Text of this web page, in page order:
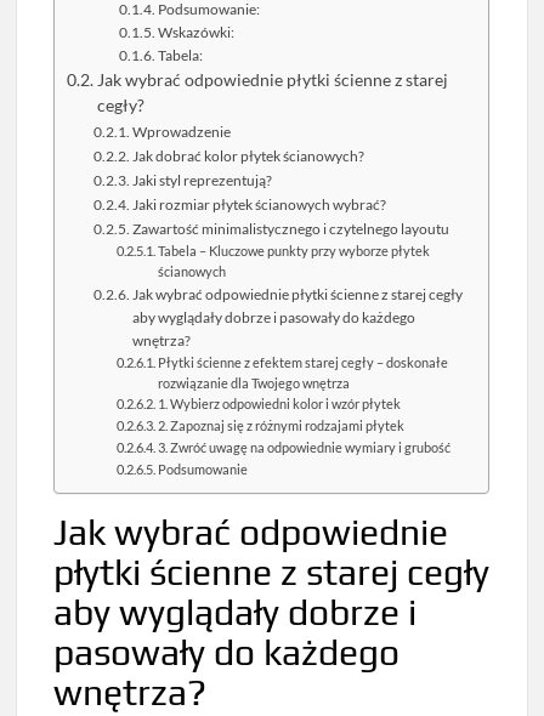
Podsumowanie:
Wskazówki:
Tabela:
Jak wybrać odpowiednie płytki ścienne z starej
cegły?
Wprowadzenie
Jak dobrać kolor płytek ścianowych?
Jaki styl reprezentują?
Jaki rozmiar płytek ścianowych wybrać?
Zawartość minimalistycznego i czytelnego layoutu
Tabela – Kluczowe punkty przy wyborze płytek
ścianowych
Jak wybrać odpowiednie płytki ścienne z starej cegły
aby wyglądały dobrze i pasowały do każdego
wnętrza?
Płytki ścienne z efektem starej cegły – doskonałe
rozwiązanie dla Twojego wnętrza
1. Wybierz odpowiedni kolor i wzór płytek
2. Zapoznaj się z różnymi rodzajami płytek
3. Zwróć uwagę na odpowiednie wymiary i grubość
Podsumowanie
Jak wybrać odpowiednie
płytki ścienne z starej cegły
aby wyglądały dobrze i
pasowały do każdego
wnętrza?